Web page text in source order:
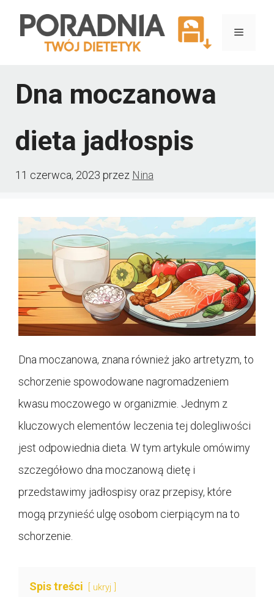
Menu
Dna moczanowa
dieta jadłospis
11 czerwca, 2023 przez Nina
Dna moczanowa, znana również jako artretyzm, to
schorzenie spowodowane nagromadzeniem
kwasu moczowego w organizmie. Jednym z
kluczowych elementów leczenia tej dolegliwości
jest odpowiednia dieta. W tym artykule omówimy
szczegółowo dna moczanową dietę i
przedstawimy jadłospisy oraz przepisy, które
mogą przynieść ulgę osobom cierpiącym na to
schorzenie.
Spis treści ukryj